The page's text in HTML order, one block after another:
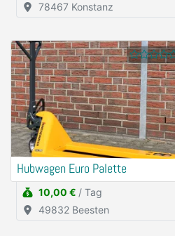
78467 Konstanz
Hubwagen Euro Palette
10,00 € / Tag
49832 Beesten